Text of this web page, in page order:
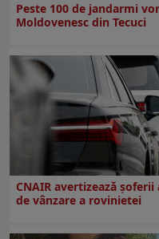
Peste 100 de jandarmi
Moldovenesc din Tecuci
CNAIR avertizează
de vânzare a rovinietei